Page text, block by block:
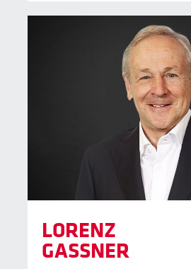
LORENZ
GASSNER